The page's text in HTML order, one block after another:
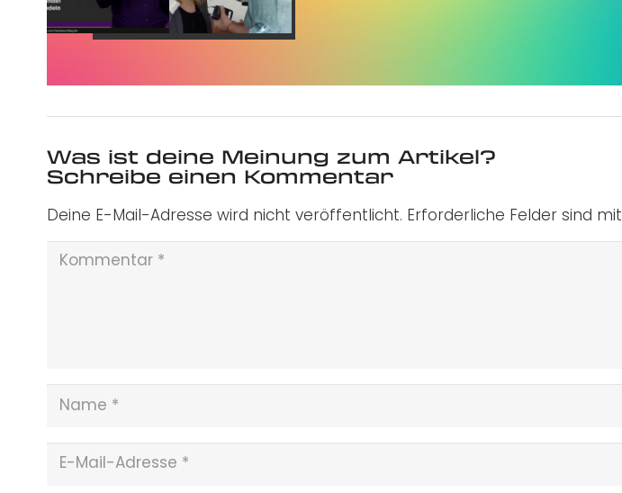
Jetzt abonnieren
Was ist deine Meinung zum Artikel?
Schreibe einen Kommentar
Deine E-Mail-Adresse wird nicht veröffentlicht. Erforderliche Felder sind mit